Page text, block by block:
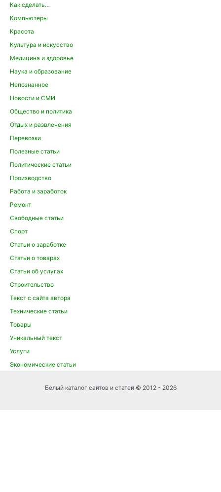
Как сделать…
Компьютеры
Красота
Культура и искусство
Медицина и здоровье
Наука и образование
Непознанное
Новости и СМИ
Общество и политика
Отдых и развлечения
Перевозки
Полезные статьи
Политические статьи
Производство
Работа и заработок
Ремонт
Свободные статьи
Спорт
Статьи о заработке
Статьи о товарах
Статьи об услугах
Строительство
Текст с сайта автора
Технические статьи
Товары
Уникальный текст
Услуги
Экономические статьи
Белый каталог сайтов и статей © 2012 - 2026